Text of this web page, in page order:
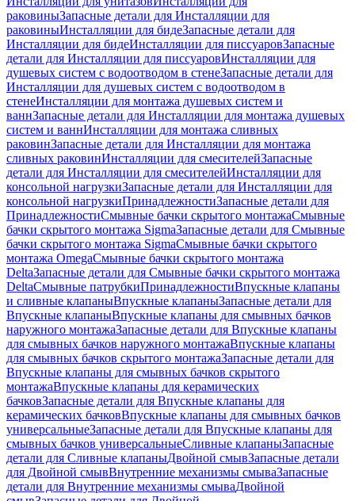
раковиныЗапасные детали для Инсталляции для
раковиныИнсталляции для бидеЗапасные детали для
Инсталляции для бидеИнсталляции для писсуаровЗапасные
детали для Инсталляции для писсуаровИнсталляции для
душевых систем с водоотводом в стенеЗапасные детали для
Инсталляции для душевых систем с водоотводом в
стенеИнсталляции для монтажа душевых систем и
ваннЗапасные детали для Инсталляции для монтажа душевых
систем и ваннИнсталляции для монтажа сливных
раковинЗапасные детали для Инсталляции для монтажа
сливных раковинИнсталляции для смесителейЗапасные
детали для Инсталляции для смесителейИнсталляции для
консольной нагрузкиЗапасные детали для Инсталляции для
консольной нагрузкиПринадлежностиЗапасные детали для
ПринадлежностиСмывные бачки скрытого монтажаСмывные
бачки скрытого монтажа SigmaЗапасные детали для Смывные
бачки скрытого монтажа SigmaСмывные бачки скрытого
монтажа OmegaСмывные бачки скрытого монтажа
DeltaЗапасные детали для Смывные бачки скрытого монтажа
DeltaСмывные патрубкиПринадлежностиВпускные клапаны
и сливные клапаныВпускные клапаныЗапасные детали для
Впускные клапаныВпускные клапаны для смывных бачков
наружного монтажаЗапасные детали для Впускные клапаны
для смывных бачков наружного монтажаВпускные клапаны
для смывных бачков скрытого монтажаЗапасные детали для
Впускные клапаны для смывных бачков скрытого
монтажаВпускные клапаны для керамических
бачковЗапасные детали для Впускные клапаны для
керамических бачковВпускные клапаны для смывных бачков
универсальныеЗапасные детали для Впускные клапаны для
смывных бачков универсальныеСливные клапаныЗапасные
детали для Сливные клапаныДвойной смывЗапасные детали
для Двойной смывВнутренние механизмы смываЗапасные
детали для Внутренние механизмы смываДвойной